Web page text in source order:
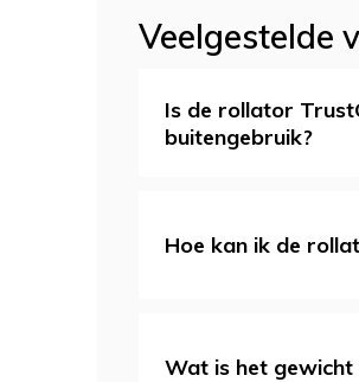
Veelgestelde
Is de rollator
buitengebruik?
Hoe kan ik de
Wat is het gewicht